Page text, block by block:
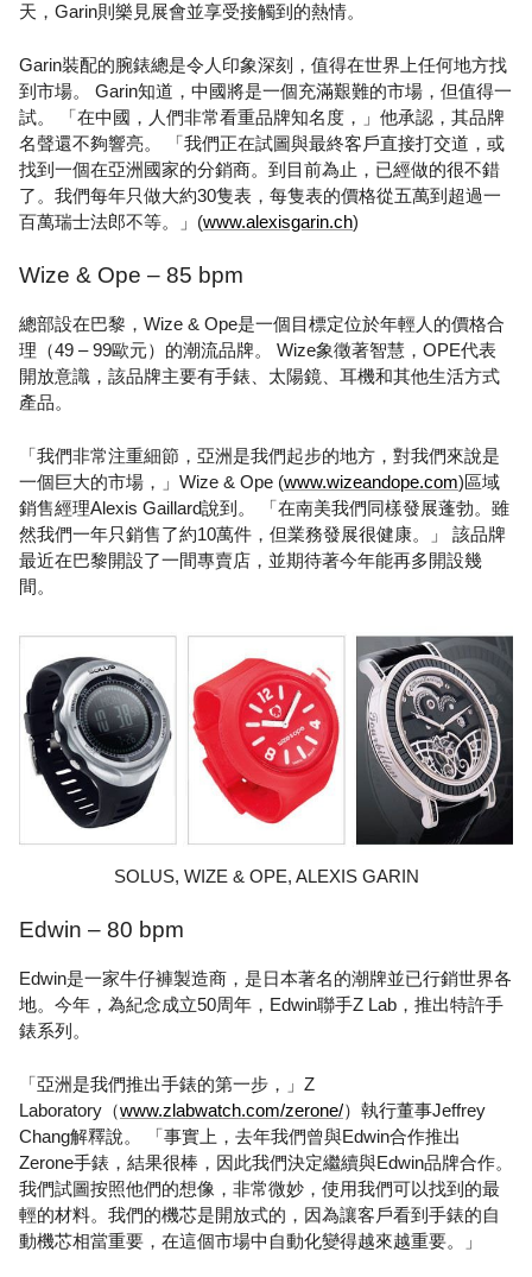
天，Garin則樂見展會並享受接觸到的熱情。
Garin裝配的腕錶總是令人印象深刻，值得在世界上任何地方找
到市場。 Garin知道，中國將是一個充滿艱難的市場，但值得一
試。 「在中國，人們非常看重品牌知名度，」他承認，其品牌
名聲還不夠響亮。 「我們正在試圖與最終客戶直接打交道，或
找到一個在亞洲國家的分銷商。到目前為止，已經做的很不錯
了。我們每年只做大約30隻表，每隻表的價格從五萬到超過一
百萬瑞士法郎不等。」(www.alexisgarin.ch)
Wize & Ope – 85 bpm
總部設在巴黎，Wize & Ope是一個目標定位於年輕人的價格合
理（49 – 99歐元）的潮流品牌。 Wize象徵著智慧，OPE代表
開放意識，該品牌主要有手錶、太陽鏡、耳機和其他生活方式
產品。
「我們非常注重細節，亞洲是我們起步的地方，對我們來說是
一個巨大的市場，」Wize & Ope (www.wizeandope.com)區域
銷售經理Alexis Gaillard說到。 「在南美我們同樣發展蓬勃。雖
然我們一年只銷售了約10萬件，但業務發展很健康。」 該品牌
最近在巴黎開設了一間專賣店，並期待著今年能再多開設幾
間。
SOLUS, WIZE & OPE, ALEXIS GARIN
Edwin – 80 bpm
Edwin是一家牛仔褲製造商，是日本著名的潮牌並已行銷世界各
地。今年，為紀念成立50周年，Edwin聯手Z Lab，推出特許手
錶系列。
「亞洲是我們推出手錶的第一步，」Z
Laboratory（www.zlabwatch.com/zerone/）執行董事Jeffrey
Chang解釋說。 「事實上，去年我們曾與Edwin合作推出
Zerone手錶，結果很棒，因此我們決定繼續與Edwin品牌合作。
我們試圖按照他們的想像，非常微妙，使用我們可以找到的最
輕的材料。我們的機芯是開放式的，因為讓客戶看到手錶的自
動機芯相當重要，在這個市場中自動化變得越來越重要。」